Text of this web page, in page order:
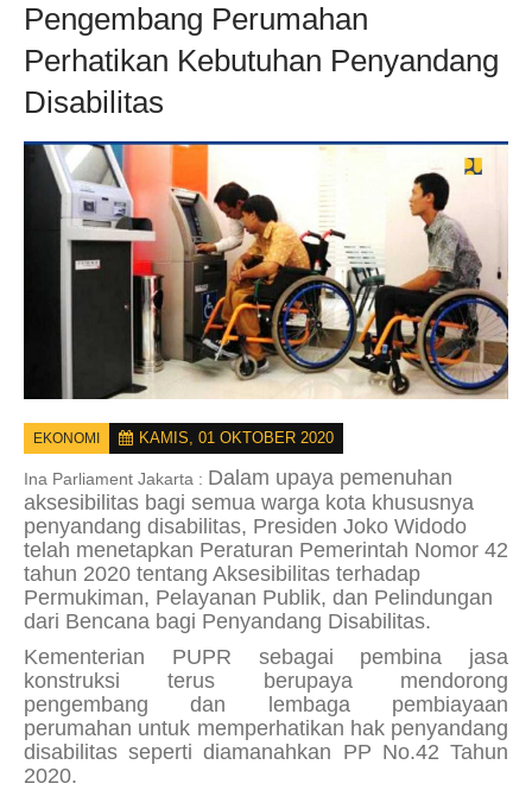
Pengembang Perumahan
Perhatikan Kebutuhan Penyandang
Disabilitas
EKONOMI KAMIS, 01 OKTOBER 2020
Ina Parliament Jakarta : Dalam upaya pemenuhan
aksesibilitas bagi semua warga kota khususnya
penyandang disabilitas, Presiden Joko Widodo
telah menetapkan Peraturan Pemerintah Nomor 42
tahun 2020 tentang Aksesibilitas terhadap
Permukiman, Pelayanan Publik, dan Pelindungan
dari Bencana bagi Penyandang Disabilitas.
Kementerian PUPR sebagai pembina jasa
konstruksi terus berupaya mendorong
pengembang dan lembaga pembiayaan
perumahan untuk memperhatikan hak penyandang
disabilitas seperti diamanahkan PP No.42 Tahun
2020.